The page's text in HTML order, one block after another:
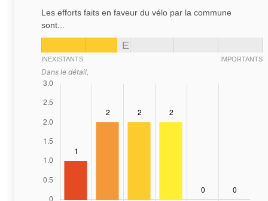
Les efforts faits en faveur du vélo par la commune
sont...
E
INEXISTANTS IMPORTANTS
Dans le détail,